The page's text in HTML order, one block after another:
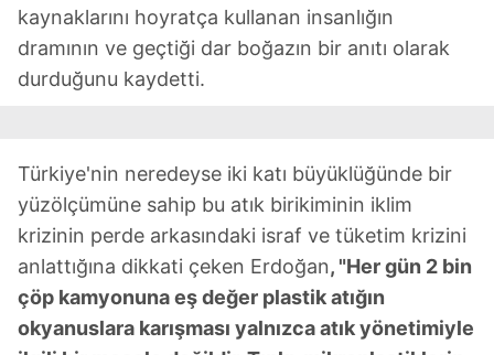
kaynaklarını hoyratça kullanan insanlığın
dramının ve geçtiği dar boğazın bir anıtı olarak
durduğunu kaydetti.
Türkiye'nin neredeyse iki katı büyüklüğünde bir
yüzölçümüne sahip bu atık birikiminin iklim
krizinin perde arkasındaki israf ve tüketim krizini
anlattığına dikkati çeken Erdoğan, "Her gün 2 bin
çöp kamyonuna eş değer plastik atığın
okyanuslara karışması yalnızca atık yönetimiyle